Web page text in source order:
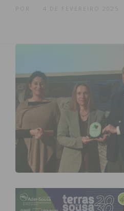
4 DE FEVEREIRO 2025